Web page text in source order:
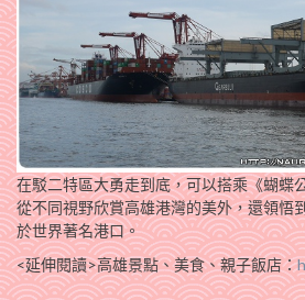
在駁二特區大勇走到底，可以搭乘《蝴蝶
從不同視野欣賞高雄港灣的美外，還領悟
於世界著名港口。
<延伸閱讀>高雄景點、美食、親子飯店：